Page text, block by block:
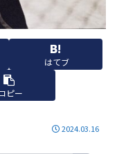
はてブ
ピー
2024.03.16